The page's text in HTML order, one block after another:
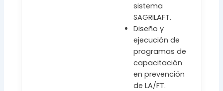
sistema
SAGRILAFT.
Diseño y
ejecución de
programas de
capacitación
en prevención
de LA/FT.